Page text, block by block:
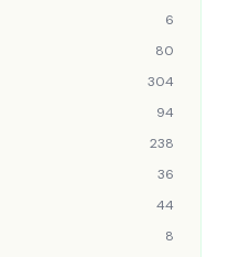
6
80
304
94
238
36
44
8